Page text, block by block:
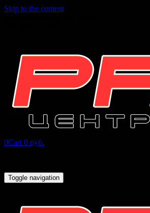
Skip to the content
0Cart 0 руб.
Toggle navigation